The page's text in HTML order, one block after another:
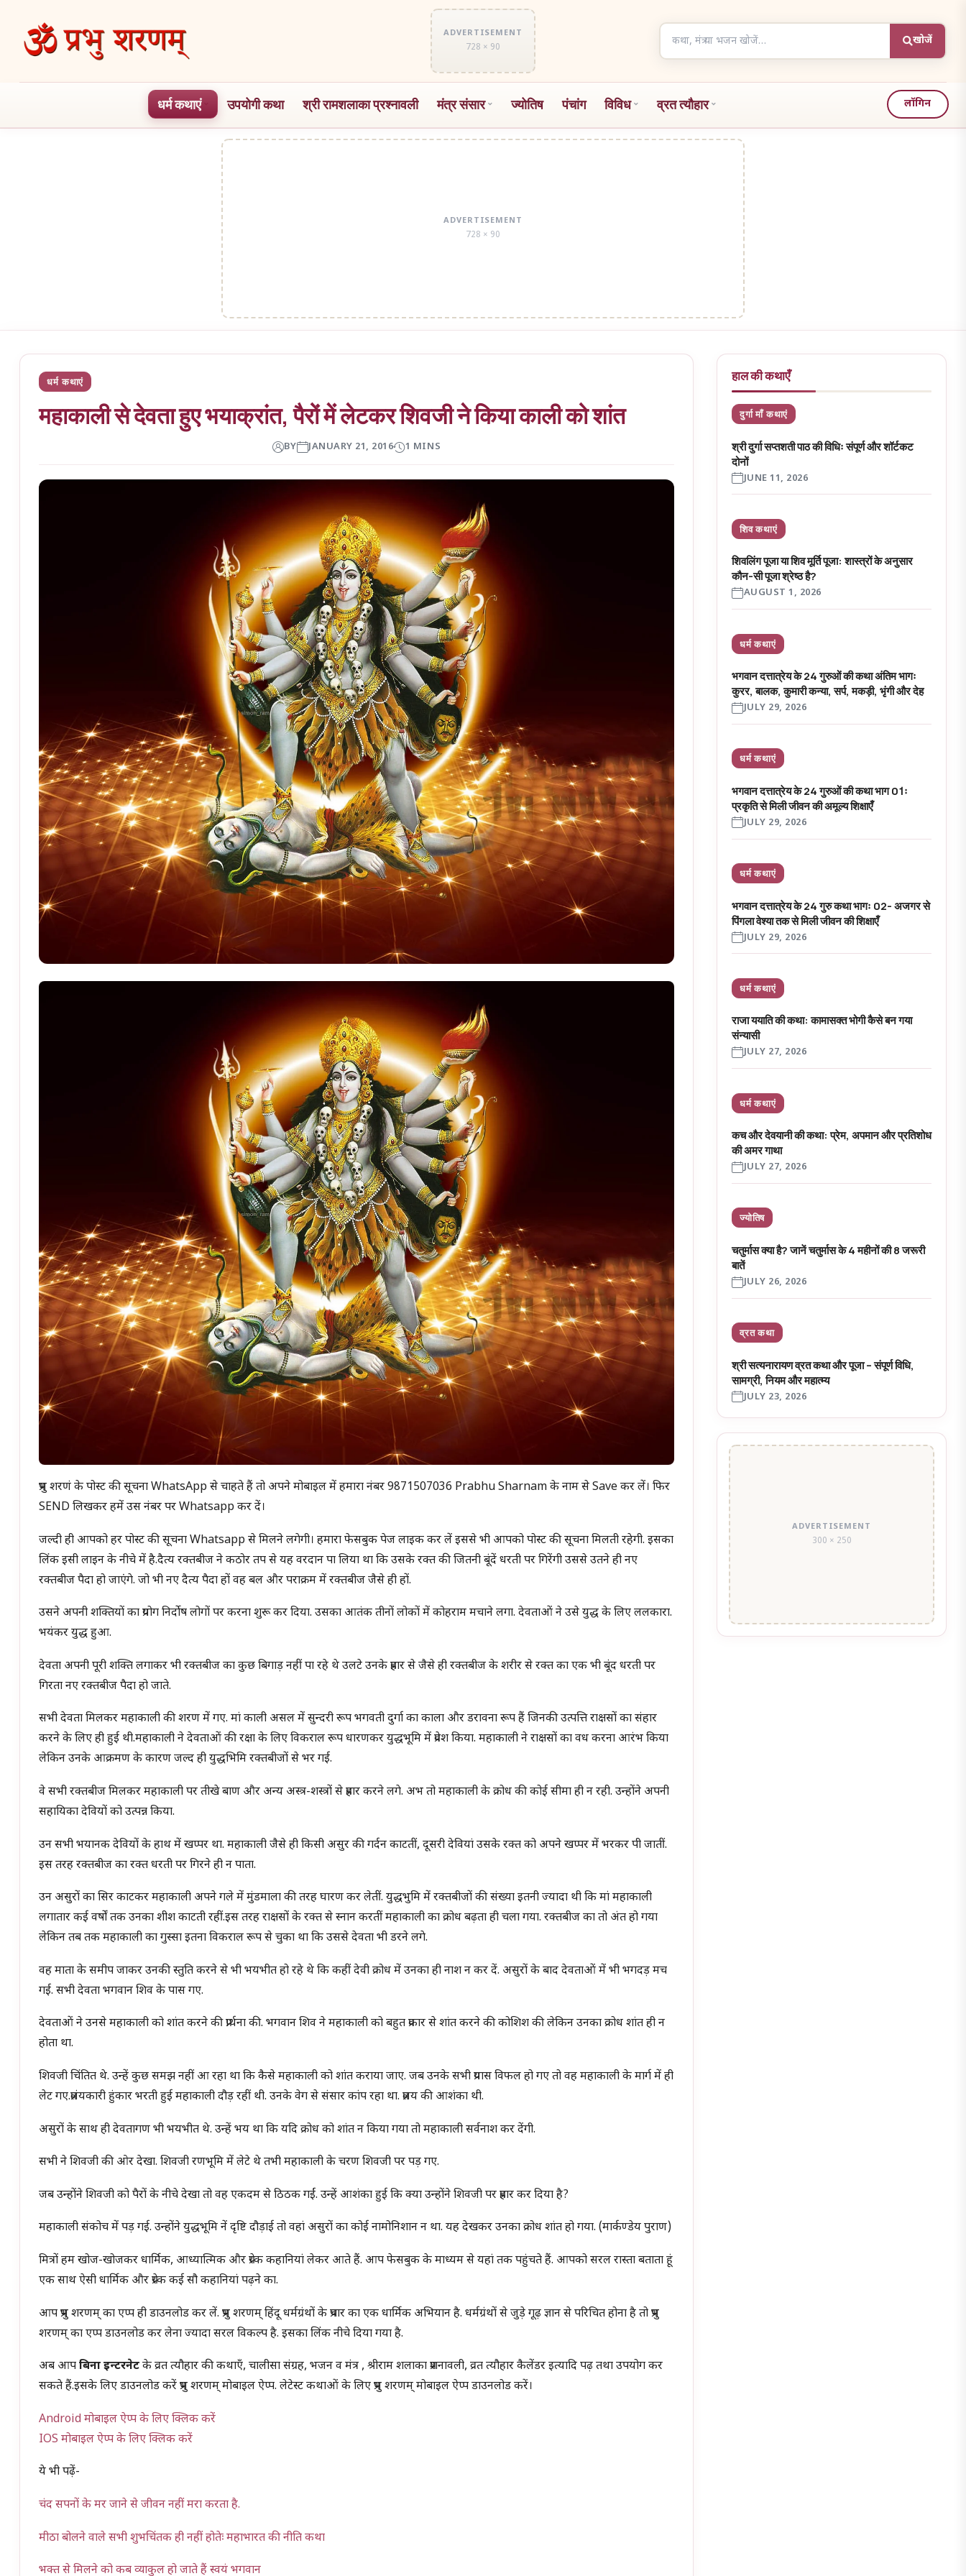
ADVERTISEMENT
728 × 90
articles
खोजें
धर्म कथाएं उपयोगी कथा श्री रामशलाका प्रश्नावली मंत्र संसार ज्योतिष पंचांग विविध व्रत त्यौहार लॉगिन
ADVERTISEMENT
728 × 90
धर्म कथाएं
महाकाली से देवता हुए भयाक्रांत, पैरों में लेटकर शिवजी ने किया काली को शांत
BY JANUARY 21, 2016 1 MINS
प्रभु शरणं के पोस्ट की सूचना WhatsApp से चाहते हैं तो अपने मोबाइल में हमारा नंबर 9871507036 Prabhu Sharnam के नाम से Save कर लें। फिर
SEND लिखकर हमें उस नंबर पर Whatsapp कर दें।
जल्दी ही आपको हर पोस्ट की सूचना Whatsapp से मिलने लगेगी। हमारा फेसबुक पेज लाइक कर लें इससे भी आपको पोस्ट की सूचना मिलती रहेगी. इसका
लिंक इसी लाइन के नीचे में है.दैत्य रक्तबीज ने कठोर तप से यह वरदान पा लिया था कि उसके रक्त की जितनी बूंदें धरती पर गिरेंगी उससे उतने ही नए
रक्तबीज पैदा हो जाएंगे. जो भी नए दैत्य पैदा हों वह बल और पराक्रम में रक्तबीज जैसे ही हों.
उसने अपनी शक्तियों का प्रयोग निर्दोष लोगों पर करना शुरू कर दिया. उसका आतंक तीनों लोकों में कोहराम मचाने लगा. देवताओं ने उसे युद्ध के लिए ललकारा.
भयंकर युद्ध हुआ.
देवता अपनी पूरी शक्ति लगाकर भी रक्तबीज का कुछ बिगाड़ नहीं पा रहे थे उलटे उनके प्रहार से जैसे ही रक्तबीज के शरीर से रक्त का एक भी बूंद धरती पर
गिरता नए रक्तबीज पैदा हो जाते.
सभी देवता मिलकर महाकाली की शरण में गए. मां काली असल में सुन्दरी रूप भगवती दुर्गा का काला और डरावना रूप हैं जिनकी उत्पत्ति राक्षसों का संहार
करने के लिए ही हुई थी.महाकाली ने देवताओं की रक्षा के लिए विकराल रूप धारणकर युद्धभूमि में प्रवेश किया. महाकाली ने राक्षसों का वध करना आरंभ किया
लेकिन उनके आक्रमण के कारण जल्द ही युद्धभिमि रक्तबीजों से भर गई.
वे सभी रक्तबीज मिलकर महाकाली पर तीखे बाण और अन्य अस्त्र-शस्त्रों से प्रहार करने लगे. अभ तो महाकाली के क्रोध की कोई सीमा ही न रही. उन्होंने अपनी
सहायिका देवियों को उत्पन्न किया.
उन सभी भयानक देवियों के हाथ में खप्पर था. महाकाली जैसे ही किसी असुर की गर्दन काटतीं, दूसरी देवियां उसके रक्त को अपने खप्पर में भरकर पी जातीं.
इस तरह रक्तबीज का रक्त धरती पर गिरने ही न पाता.
उन असुरों का सिर काटकर महाकाली अपने गले में मुंडमाला की तरह घारण कर लेतीं. युद्धभुमि में रक्तबीजों की संख्या इतनी ज्यादा थी कि मां महाकाली
लगातार कई वर्षों तक उनका शीश काटती रहीं.इस तरह राक्षसों के रक्त से स्नान करतीं महाकाली का क्रोध बढ़ता ही चला गया. रक्तबीज का तो अंत हो गया
लेकिन तब तक महाकाली का गुस्सा इतना विकराल रूप से चुका था कि उससे देवता भी डरने लगे.
वह माता के समीप जाकर उनकी स्तुति करने से भी भयभीत हो रहे थे कि कहीं देवी क्रोध में उनका ही नाश न कर दें. असुरों के बाद देवताओं में भी भगदड़ मच
गई. सभी देवता भगवान शिव के पास गए.
देवताओं ने उनसे महाकाली को शांत करने की प्रार्थना की. भगवान शिव ने महाकाली को बहुत प्रकार से शांत करने की कोशिश की लेकिन उनका क्रोध शांत ही न
होता था.
शिवजी चिंतित थे. उन्हें कुछ समझ नहीं आ रहा था कि कैसे महाकाली को शांत कराया जाए. जब उनके सभी प्रयास विफल हो गए तो वह महाकाली के मार्ग में ही
लेट गए.प्रलंयकारी हुंकार भरती हुई महाकाली दौड़ रहीं थी. उनके वेग से संसार कांप रहा था. प्रलय की आशंका थी.
असुरों के साथ ही देवतागण भी भयभीत थे. उन्हें भय था कि यदि क्रोध को शांत न किया गया तो महाकाली सर्वनाश कर देंगी.
सभी ने शिवजी की ओर देखा. शिवजी रणभूमि में लेटे थे तभी महाकाली के चरण शिवजी पर पड़ गए.
जब उन्होंने शिवजी को पैरों के नीचे देखा तो वह एकदम से ठिठक गईं. उन्हें आशंका हुई कि क्या उन्होंने शिवजी पर प्रहार कर दिया है?
महाकाली संकोच में पड़ गई. उन्होंने युद्धभूमि नें दृष्टि दौड़ाई तो वहां असुरों का कोई नामोनिशान न था. यह देखकर उनका क्रोध शांत हो गया. (मार्कण्डेय पुराण)
मित्रों हम खोज-खोजकर धार्मिक, आध्यात्मिक और प्रेरक कहानियां लेकर आते हैं. आप फेसबुक के माध्यम से यहां तक पहुंचते हैं. आपको सरल रास्ता बताता हूं
एक साथ ऐसी धार्मिक और प्रेरक कई सौ कहानियां पढ़ने का.
आप प्रभु शरणम् का एप्प ही डाउनलोड कर लें. प्रभु शरणम् हिंदू धर्मग्रंथों के प्रचार का एक धार्मिक अभियान है. धर्मग्रंथों से जुड़े गूढ़ ज्ञान से परिचित होना है तो प्रभु
शरणम् का एप्प डाउनलोड कर लेना ज्यादा सरल विकल्प है. इसका लिंक नीचे दिया गया है.
अब आपबिना इन्टरनेटके व्रत त्यौहार की कथाएँ, चालीसा संग्रह, भजन व मंत्र , श्रीराम शलाका प्रशनावली, व्रत त्यौहार कैलेंडर इत्यादि पढ़ तथा उपयोग कर
सकते हैं.इसके लिए डाउनलोड करें प्रभु शरणम् मोबाइल ऐप्प. लेटेस्ट कथाओं के लिए प्रभु शरणम् मोबाइल ऐप्प डाउनलोड करें।
Android मोबाइल ऐप्प के लिए क्लिक करें
IOS मोबाइल ऐप्प के लिए क्लिक करें
ये भी पढ़ें-
चंद सपनों के मर जाने से जीवन नहीं मरा करता है.
मीठा बोलने वाले सभी शुभचिंतक ही नहीं होतेः महाभारत की नीति कथा
भक्त से मिलने को कब व्याकुल हो जाते हैं स्वयं भगवान
हाल की कथाएँ
दुर्गा माँ कथाएं
श्री दुर्गा सप्तशती पाठ की विधिः संपूर्ण और शॉर्टकट
दोनों
JUNE 11, 2026
शिव कथाएं
शिवलिंग पूजा या शिव मूर्ति पूजा: शास्त्रों के अनुसार
कौन-सी पूजा श्रेष्ठ है?
AUGUST 1, 2026
धर्म कथाएं
भगवान दत्तात्रेय के 24 गुरुओं की कथा अंतिम भागः
कुरर, बालक, कुमारी कन्या, सर्प, मकड़ी, भृंगी और देह
JULY 29, 2026
धर्म कथाएं
भगवान दत्तात्रेय के 24 गुरुओं की कथा भाग 01ः
प्रकृति से मिली जीवन की अमूल्य शिक्षाएँ
JULY 29, 2026
धर्म कथाएं
भगवान दत्तात्रेय के 24 गुरु कथा भागः 02- अजगर से
पिंगला वेश्या तक से मिली जीवन की शिक्षाएँ
JULY 29, 2026
धर्म कथाएं
राजा ययाति की कथा: कामासक्त भोगी कैसे बन गया
संन्यासी
JULY 27, 2026
धर्म कथाएं
कच और देवयानी की कथा: प्रेम, अपमान और प्रतिशोध
की अमर गाथा
JULY 27, 2026
ज्योतिष
चतुर्मास क्या है? जानें चतुर्मास के 4 महीनों की 8 जरूरी
बातें
JULY 26, 2026
व्रत कथा
श्री सत्यनारायण व्रत कथा और पूजा – संपूर्ण विधि,
सामग्री, नियम और महात्म्य
JULY 23, 2026
ADVERTISEMENT
300 × 250